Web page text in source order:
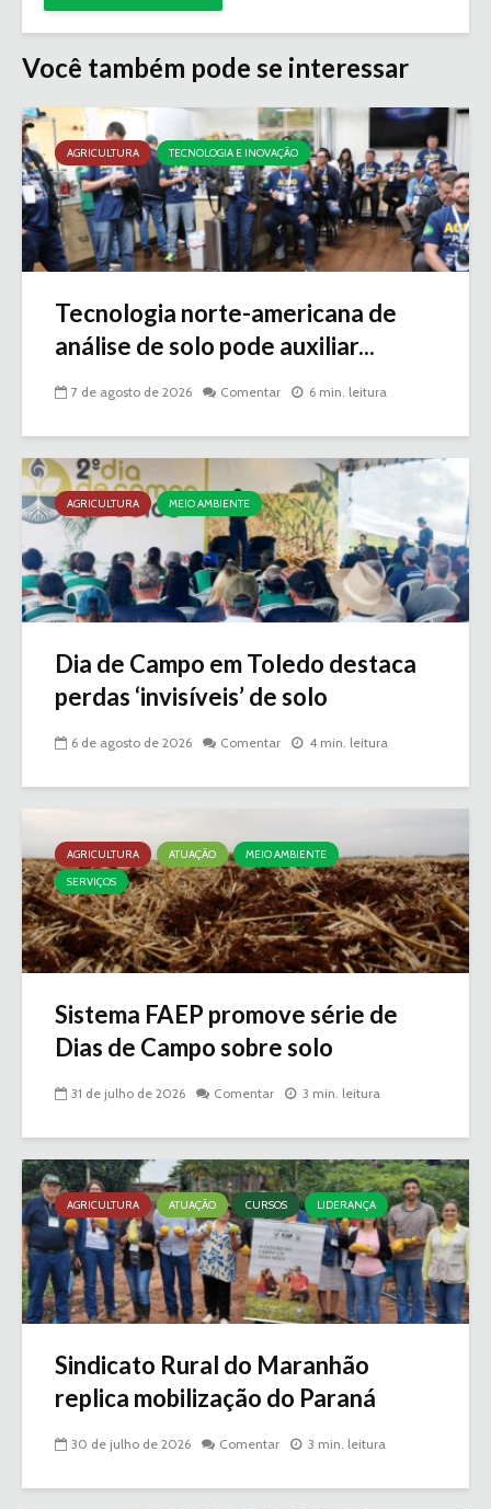
Você também pode se interessar
AGRICULTURA TECNOLOGIA E INOVAÇÃO
Tecnologia norte-americana de
análise de solo pode auxiliar...
7 de agosto de 2026 Comentar 6 min. leitura
AGRICULTURA MEIO AMBIENTE
Dia de Campo em Toledo destaca
perdas ‘invisíveis’ de solo
6 de agosto de 2026 Comentar 4 min. leitura
AGRICULTURA ATUAÇÃO
MEIO AMBIENTE
SERVIÇOS
Sistema FAEP promove série de
Dias de Campo sobre solo
31 de julho de 2026 Comentar 3 min. leitura
AGRICULTURA ATUAÇÃO CURSOS LIDERANÇA
Sindicato Rural do Maranhão
replica mobilização do Paraná
30 de julho de 2026 Comentar 3 min. leitura